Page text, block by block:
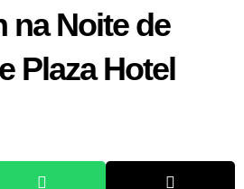
na Noite de
Plaza Hotel